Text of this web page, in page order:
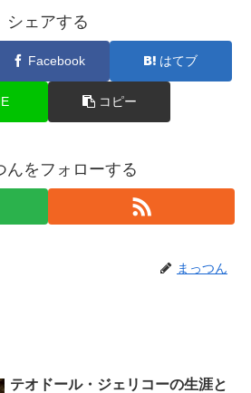
シェアする
Facebook はてブ
コピー
んをフォローする
まっつん
テオドール・ジェリコーの生涯と